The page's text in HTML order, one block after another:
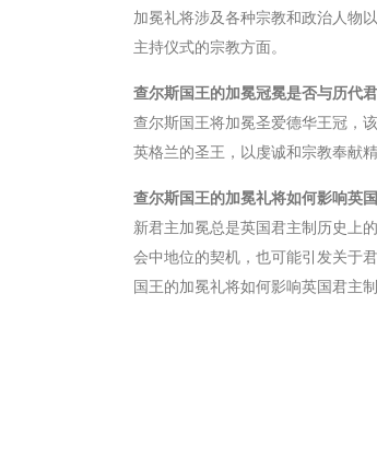
加冕礼将涉及各种宗教和政治人物
主持仪式的宗教方面。
查尔斯国王的加冕冠冕是否与历代
查尔斯国王将加冕圣爱德华王冠，
英格兰的圣王，以虔诚和宗教奉献精
查尔斯国王的加冕礼将如何影响英
新君主加冕总是英国君主制历史上
会中地位的契机，也可能引发关于
国王的加冕礼将如何影响英国君主制